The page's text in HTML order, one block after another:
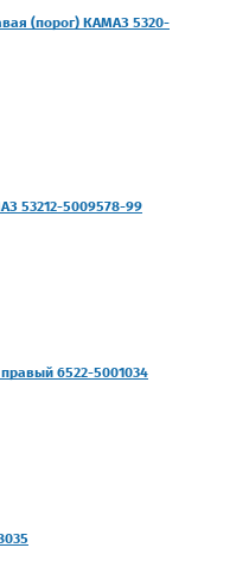
(порог) КАМАЗ 5320-
53212-5009578-99
6522-5001034